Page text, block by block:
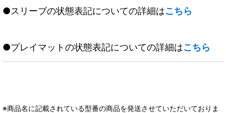
●スリーブの状態表記についての詳細はこちら
●プレイマットの状態表記についての詳細はこちら
※商品名に記載されている型番の商品を発送させていただいておりま